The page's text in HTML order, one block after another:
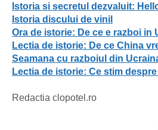
Istoria si secretul dezvaluit:
Istoria discului de vinil
Ora de istorie: De ce e razboi in
Lectia de istorie: De ce China
Seamana cu razboiul din
Lectia de istorie: Ce stim
Redactia clopotel.ro